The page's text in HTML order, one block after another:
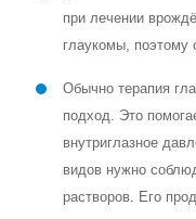
при лечении
глаукомы, поэтому
Обычно терапия
подход. Это
внутриглазное
видов нужно
растворов. Его